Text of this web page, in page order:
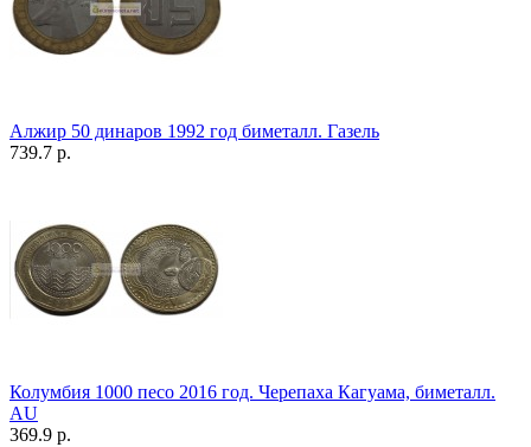
Алжир 50 динаров 1992 год биметалл. Газель
739.7 р.
Колумбия 1000 песо 2016 год. Черепаха Кагуама, биметалл.
AU
369.9 р.